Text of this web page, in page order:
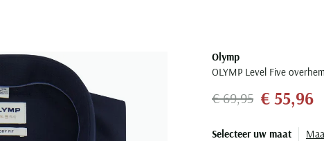
Olymp
OLYMP Level Five
€ 69,95 € 55,96
Selecteer uw maat